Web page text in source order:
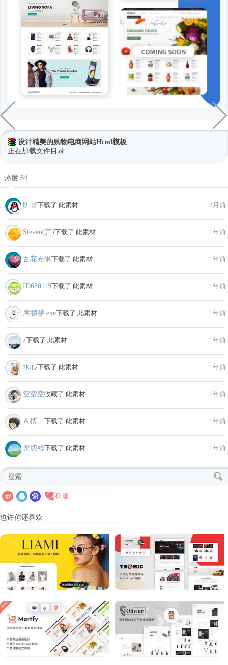
设计精美的购物电商网站Html模板
正在加载文件目录...
热度 64
听雪下载了 此素材 3月前
Steven(萧)下载了 此素材 1年前
吾花布果下载了 此素材 1年前
ID680119下载了 此素材 1年前
席鹏斐.exe下载了 此素材 1年前
z下载了 此素材 1年前
水心下载了 此素材 1年前
空空空收藏了 此素材 1年前
＆搏、 下载了 此素材 1年前
卖切糕下载了 此素材 1年前
也许你还喜欢